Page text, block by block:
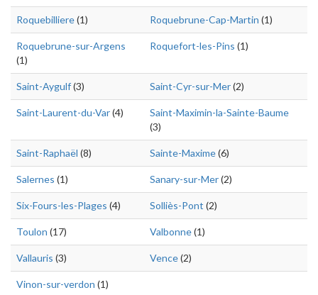
Roquebilliere(1) Roquebrune-Cap-Martin (1)
Roquebrune-sur-Argens
(1)
Roquefort-les-Pins (1)
Saint-Aygulf(3) Saint-Cyr-sur-Mer(2)
Saint-Laurent-du-Var(4)
Saint-Maximin-la-Sainte-Baume
(3)
Saint-Raphaël (8) Sainte-Maxime(6)
Salernes (1) Sanary-sur-Mer(2)
Six-Fours-les-Plages (4) Solliès-Pont (2)
Toulon (17) Valbonne(1)
Vallauris (3) Vence(2)
Vinon-sur-verdon (1)